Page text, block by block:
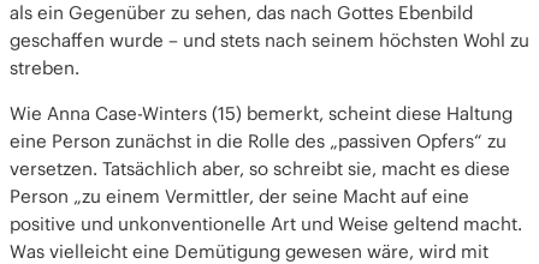
als ein Gegenüber zu sehen, das nach Gottes Ebenbild
geschaffen wurde – und stets nach seinem höchsten Wohl zu
streben.
Wie Anna Case-Winters (15) bemerkt, scheint diese Haltung
eine Person zunächst in die Rolle des „passiven Opfers“ zu
versetzen. Tatsächlich aber, so schreibt sie, macht es diese
Person „zu einem Vermittler, der seine Macht auf eine
positive und unkonventionelle Art und Weise geltend macht.
Was vielleicht eine Demütigung gewesen wäre, wird mit